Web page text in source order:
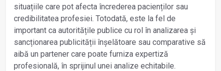
situațiile care pot afecta încrederea pacienților sau
credibilitatea profesiei. Totodată, este la fel de
important ca autoritățile publice cu rol în analizarea și
sancționarea publicității înșelătoare sau comparative să
aibă un partener care poate furniza expertiză
profesională, în sprijinul unei analize echitabile.